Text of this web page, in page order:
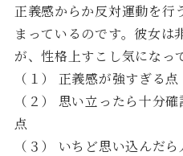
正義感からか反対運動を行
まっているのです。彼女は
が、性格上すこし気になっ
（１） 正義感が強すぎる点
（２） 思い立ったら十分
点
（３） いちど思い込んだ